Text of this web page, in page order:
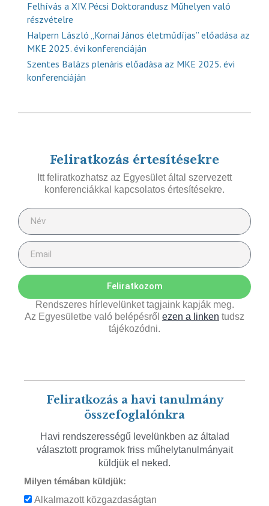
Felhívás a XIV. Pécsi Doktorandusz Műhelyen való
részvételre
Halpern László „Kornai János életműdíjas” előadása az
MKE 2025. évi konferenciáján
Szentes Balázs plenáris előadása az MKE 2025. évi
konferenciáján
Feliratkozás értesítésekre
Itt feliratkozhatsz az Egyesület által szervezett
konferenciákkal kapcsolatos értesítésekre.
Feliratkozom
Rendszeres hírlevelünket tagjaink kapják meg.
Az Egyesületbe való belépésről ezen a linken tudsz
tájékozódni.
Feliratkozás a havi tanulmány
összefoglalónkra
Havi rendszerességű levelünkben az általad
választott programok friss műhelytanulmányait
küldjük el neked.
Milyen témában küldjük:
Alkalmazott közgazdaságtan